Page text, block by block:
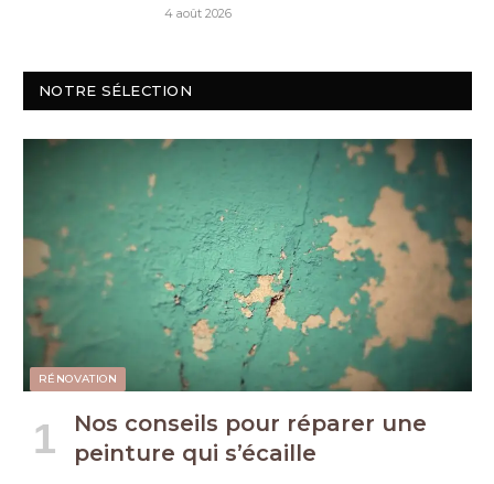
4 août 2026
NOTRE SÉLECTION
RÉNOVATION
Nos conseils pour réparer une
peinture qui s’écaille